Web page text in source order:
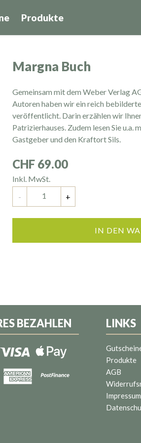
Produkte
Margna Buch
Gemeinsam mit dem Weber Verlag
Autoren haben wir ein reich
veröffentlicht. Darin erzählen wir
Patrizierhauses. Zudem lesen Sie u.a.
Gastgeber und den Kraftort Sils.
CHF 69.00
Inkl. MwSt.
Anzahl
- +
IN DEN
BEZAHLEN LINKS
Produkte
AGB
Impressum